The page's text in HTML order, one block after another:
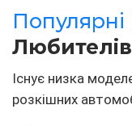
Існує низка
розкішних